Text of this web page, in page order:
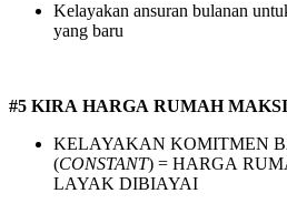
Kelayakan ansuran bulanan
yang baru
#5 KIRA HARGA RUMAH
KELAYAKAN KOMITMEN
(CONSTANT) = HARGA
LAYAK DIBIAYAI